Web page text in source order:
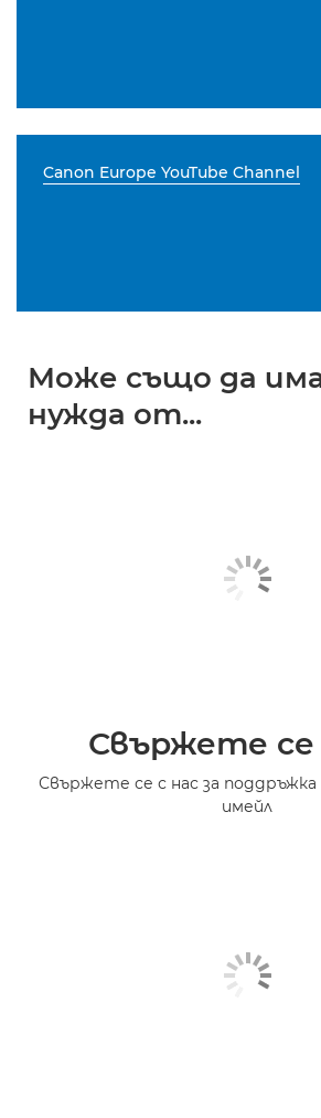
Canon Europe YouTube Channel
Може също да
нужда от...
Свържете се
Свържете се с нас за
имейл